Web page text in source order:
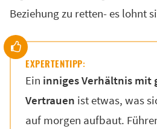
Beziehung zu retten- es lohnt
EXPERTENTIPP:
Ein inniges Verhältnis mit
Vertrauen ist etwas, was
auf morgen aufbaut.